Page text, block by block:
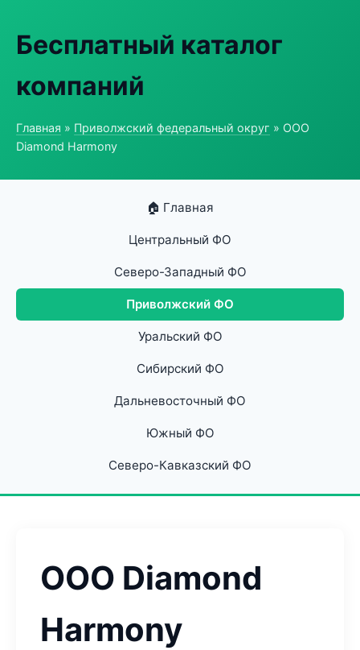
Бесплатный каталог
компаний
Главная » Приволжский федеральный округ » ООО
Diamond Harmony
🏠 Главная
Центральный ФО
Северо-Западный ФО
Приволжский ФО
Уральский ФО
Сибирский ФО
Дальневосточный ФО
Южный ФО
Северо-Кавказский ФО
ООО Diamond
Harmony